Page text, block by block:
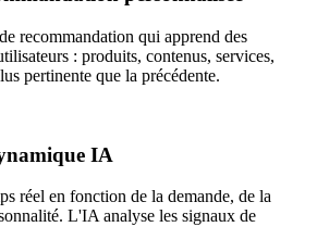
recommandation qui apprend des
: produits, contenus, services,
pertinente que la précédente.
IA
réel en fonction de la demande, de la
L'IA analyse les signaux de